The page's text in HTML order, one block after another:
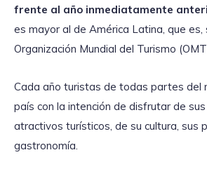
frente al año inmediatamente
es mayor al de América Latina, que es,
Organización Mundial del Turismo
Cada año turistas de todas partes del
país con la intención de disfrutar de
atractivos turísticos, de su cultura, sus
gastronomía.